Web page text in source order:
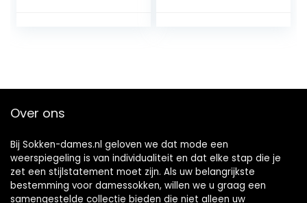
Over ons
Bij Sokken-dames.nl geloven we dat mode een
weerspiegeling is van individualiteit en dat elke stap die je
zet een stijlstatement moet zijn. Als uw belangrijkste
bestemming voor damessokken, willen we u graag een
samengestelde collectie bieden die niet alleen uw